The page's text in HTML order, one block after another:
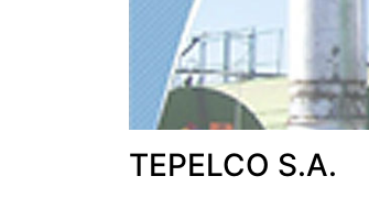
TEPELCO S.A.